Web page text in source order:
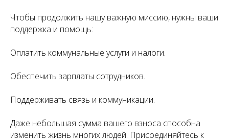
Чтобы продолжить нашу важную миссию, нужны ваши
поддержка и помощь:
Оплатить коммунальные услуги и налоги.
Обеспечить зарплаты сотрудников.
Поддерживать связь и коммуникации.
Даже небольшая сумма вашего взноса способна
изменить жизнь многих людей. Присоединяйтесь к